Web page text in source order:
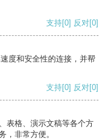
支持[0] 反对[0]
度和安全性的连接，并帮
支持[0] 反对[0]
表格、演示文稿等各个方
，非常方便。